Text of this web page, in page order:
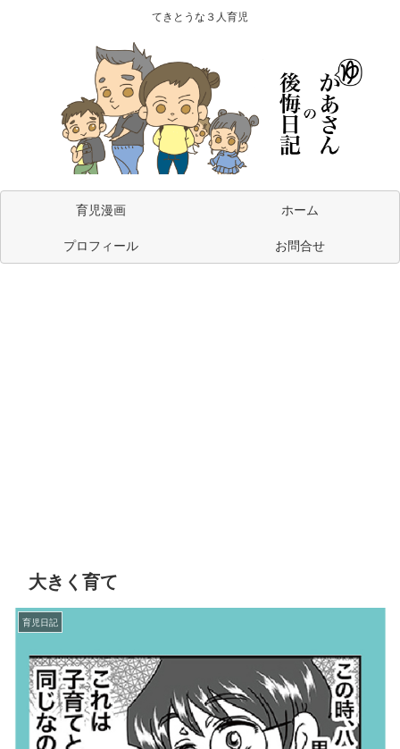
てきとうな３人育児
育児漫画
ホーム
プロフィール
お問合せ
大きく育て
育児日記